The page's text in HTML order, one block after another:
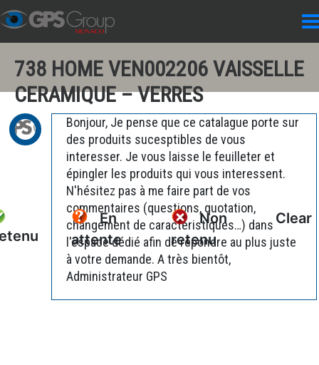
738 HOME VEN002206 VAISSELLE
CERAMIQUE – VERRES
En
attente
Non
retenu
Clear
Bonjour, Je pense que ce catalague porte sur
des produits sucesptibles de vous
interesser. Je vous laisse le feuilleter et
épingler les produits qui vous interessent.
N'hésitez pas à me faire part de vos
commentaires (questions, quotation,
changement de caractéristiques…) dans
l'espace dédié afin de répondre au plus juste
à votre demande. A très bientôt,
Administrateur GPS